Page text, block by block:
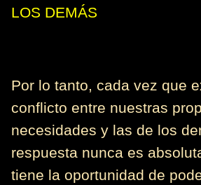
LOS DEMÁS
Por lo tanto, cada vez que
conflicto entre nuestras
necesidades y las de los
respuesta nunca es
tiene la oportunidad de